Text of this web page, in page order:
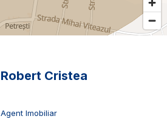
Robert Cristea
Agent Imobiliar